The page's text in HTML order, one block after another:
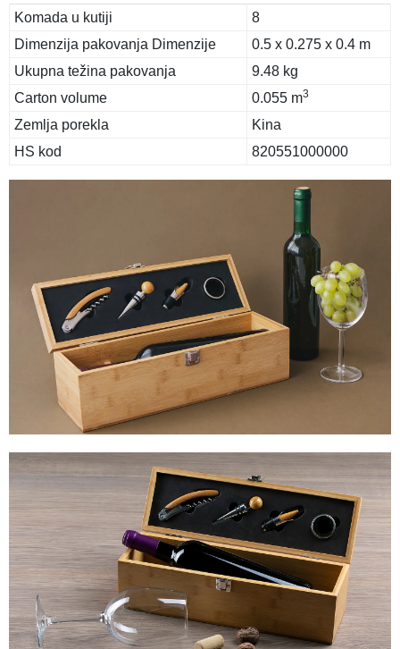
Komada u kutiji
8
Dimenzija pakovanja Dimenzije
0.5 x 0.275 x 0.4 m
Ukupna težina pakovanja
9.48 kg
Carton volume
0.055 m3
Zemlja porekla
Kina
HS kod
820551000000